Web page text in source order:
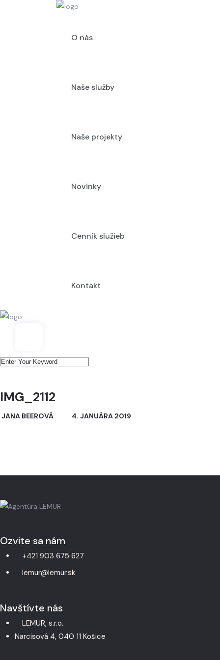
O nás
Naše služby
Naše projekty
Novinky
Cenník služieb
Kontakt
JANA BEEROVÁ 4. JANUÁRA 2019
IMG_2112
Ozvite sa nám
+421 903 675 627
lemur@lemur.sk
Navštívte nás
LEMUR, s.r.o.
Narcisová 4, 040 11 Košice